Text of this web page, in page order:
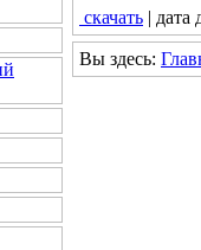
скачать | дата
Вы здесь: